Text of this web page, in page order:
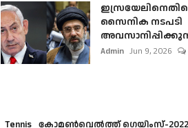
സൈനിക നടപടി
Admin Jun 9, 2026
Tennis കോമൺവെൽത്ത് ഗെയിംസ്-2022